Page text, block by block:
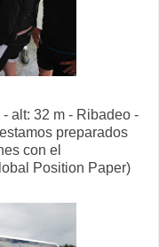
alt: 32 m - Ribadeo -
preparados
con el
Position Paper)